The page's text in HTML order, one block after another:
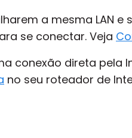
a mesma LAN e
se conectar. Veja
conexão direta pela
no seu roteador de